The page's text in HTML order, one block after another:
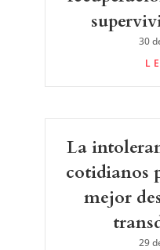
30
La
cotidianos
mejor
29